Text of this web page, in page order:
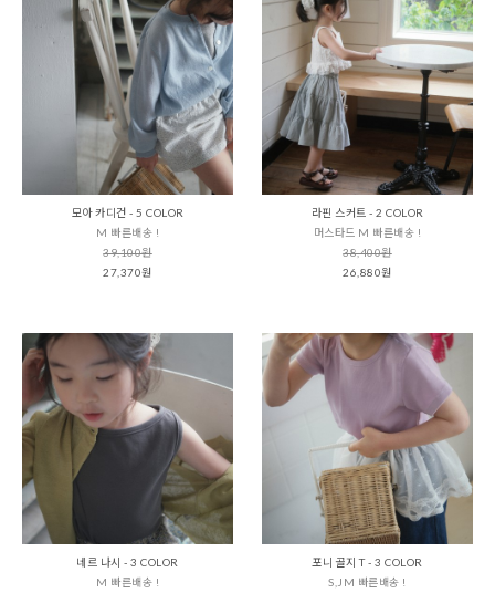
모아 카디건 - 5 COLOR
M 빠른배송 !
39,100원
27,370원
라핀 스커트 - 2 COLOR
머스타드 M 빠른배송 !
38,400원
26,880원
네르 나시 - 3 COLOR
M 빠른배송 !
포니 골지 T - 3 COLOR
S,JM 빠른배송 !